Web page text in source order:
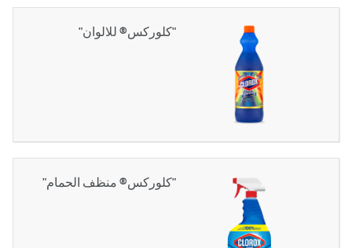
"كلوركس® للالوان"
"كلوركس® منظف الحمام"